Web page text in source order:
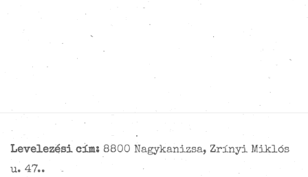
Levelezési cím: 8800 Nagykanizsa, Zrínyi Miklós
u. 47..